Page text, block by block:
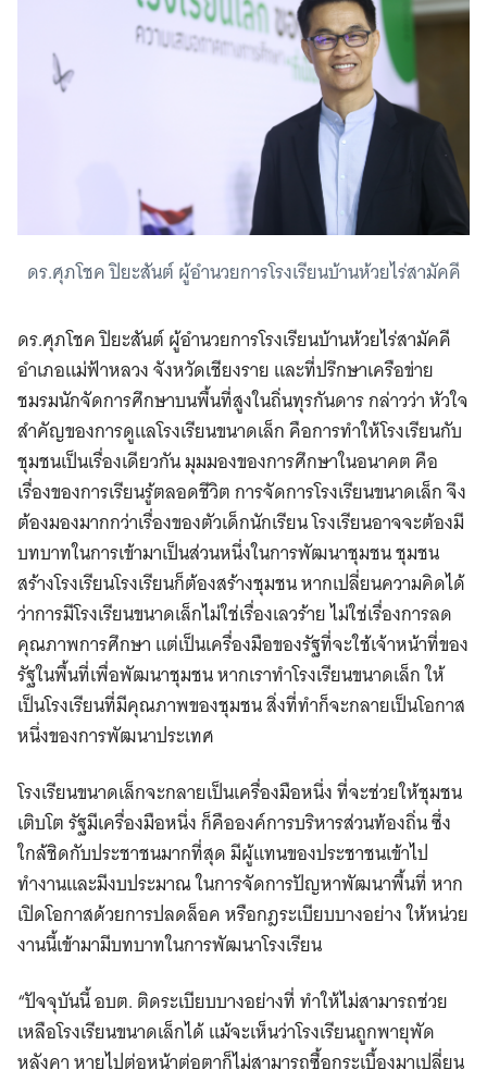
ดร.ศุภโชค ปิยะสันต์ ผู้อำนวยการโรงเรียนบ้านห้วยไร่สามัคคี
ดร.ศุภโชค ปิยะสันต์ ผู้อำนวยการโรงเรียนบ้านห้วยไร่สามัคคี
อำเภอแม่ฟ้าหลวง จังหวัดเชียงราย และที่ปรึกษาเครือข่าย
ชมรมนักจัดการศึกษาบนพื้นที่สูงในถิ่นทุรกันดาร กล่าวว่า หัวใจ
สำคัญของการดูแลโรงเรียนขนาดเล็ก คือการทำให้โรงเรียนกับ
ชุมชนเป็นเรื่องเดียวกัน มุมมองของการศึกษาในอนาคต คือ
เรื่องของการเรียนรู้ตลอดชีวิต การจัดการโรงเรียนขนาดเล็ก จึง
ต้องมองมากกว่าเรื่องของตัวเด็กนักเรียน โรงเรียนอาจจะต้องมี
บทบาทในการเข้ามาเป็นส่วนหนึ่งในการพัฒนาชุมชน ชุมชน
สร้างโรงเรียนโรงเรียนก็ต้องสร้างชุมชน หากเปลี่ยนความคิดได้
ว่าการมีโรงเรียนขนาดเล็กไม่ใช่เรื่องเลวร้าย ไม่ใช่เรื่องการลด
คุณภาพการศึกษา แต่เป็นเครื่องมือของรัฐที่จะใช้เจ้าหน้าที่ของ
รัฐในพื้นที่เพื่อพัฒนาชุมชน หากเราทำโรงเรียนขนาดเล็ก ให้
เป็นโรงเรียนที่มีคุณภาพของชุมชน สิ่งที่ทำก็จะกลายเป็นโอกาส
หนึ่งของการพัฒนาประเทศ
โรงเรียนขนาดเล็กจะกลายเป็นเครื่องมือหนึ่ง ที่จะช่วยให้ชุมชน
เติบโต รัฐมีเครื่องมือหนึ่ง ก็คือองค์การบริหารส่วนท้องถิ่น ซึ่ง
ใกล้ชิดกับประชาชนมากที่สุด มีผู้แทนของประชาชนเข้าไป
ทำงานและมีงบประมาณ ในการจัดการปัญหาพัฒนาพื้นที่ หาก
เปิดโอกาสด้วยการปลดล็อค หรือกฎระเบียบบางอย่าง ให้หน่วย
งานนี้เข้ามามีบทบาทในการพัฒนาโรงเรียน
“ปัจจุบันนี้ อบต. ติดระเบียบบางอย่างที่ ทำให้ไม่สามารถช่วย
เหลือโรงเรียนขนาดเล็กได้ แม้จะเห็นว่าโรงเรียนถูกพายุพัด
หลังคา หายไปต่อหน้าต่อตาก็ไม่สามารถซื้อกระเบื้องมาเปลี่ยน